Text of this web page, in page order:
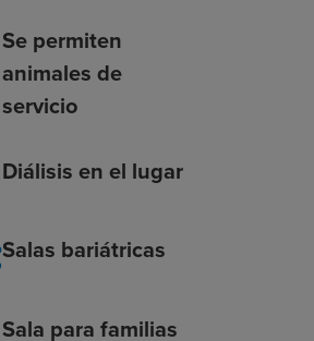
Se permiten
animales de
servicio
Diálisis en el lugar
Salas bariátricas
Sala para familias